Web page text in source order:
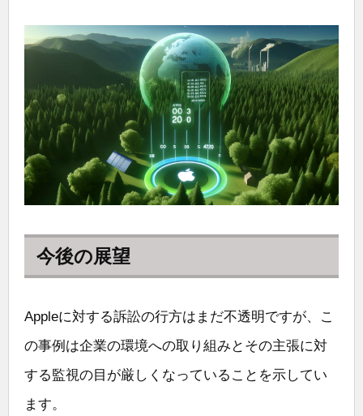
今後の展望
Appleに対する訴訟の行方はまだ不透明ですが、こ
の事例は企業の環境への取り組みとその主張に対
する監視の目が厳しくなっていることを示してい
ます。